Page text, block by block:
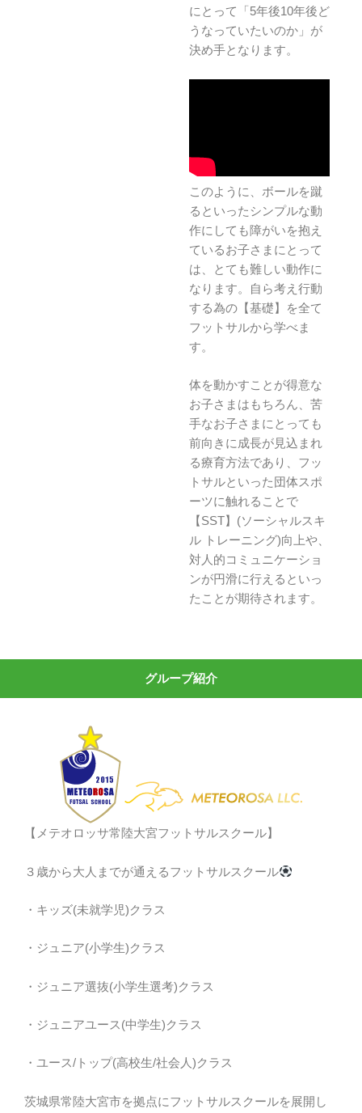
にとって「5年後10年後ど
うなっていたいのか」が
決め手となります。
このように、ボールを蹴
るといったシンプルな動
作にしても障がいを抱え
ているお子さまにとって
は、とても難しい動作に
なります。自ら考え行動
する為の【基礎】を全て
フットサルから学べま
す。
体を動かすことが得意な
お子さまはもちろん、苦
手なお子さまにとっても
前向きに成長が見込まれ
る療育方法であり、フッ
トサルといった団体スポ
ーツに触れることで
【SST】(ソーシャルスキ
ル トレーニング)向上や、
対人的コミュニケーショ
ンが円滑に行えるといっ
たことが期待されます。
グループ紹介
【メテオロッサ常陸大宮フットサルスクール】
３歳から大人までが通えるフットサルスクール
・キッズ(未就学児)クラス
・ジュニア(小学生)クラス
・ジュニア選抜(小学生選考)クラス
・ジュニアユース(中学生)クラス
・ユース/トップ(高校生/社会人)クラス
茨城県常陸大宮市を拠点にフットサルスクールを展開し